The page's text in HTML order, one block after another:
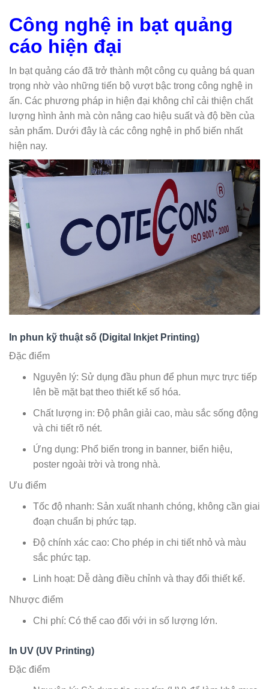
Công nghệ in bạt quảng
cáo hiện đại
In bạt quảng cáo đã trở thành một công cụ quảng bá quan
trọng nhờ vào những tiến bộ vượt bậc trong công nghệ in
ấn. Các phương pháp in hiện đại không chỉ cải thiện chất
lượng hình ảnh mà còn nâng cao hiệu suất và độ bền của
sản phẩm. Dưới đây là các công nghệ in phổ biến nhất
hiện nay.
In phun kỹ thuật số (Digital Inkjet Printing)
Đặc điểm
Nguyên lý: Sử dụng đầu phun để phun mực trực tiếp
lên bề mặt bạt theo thiết kế số hóa.
Chất lượng in: Độ phân giải cao, màu sắc sống động
và chi tiết rõ nét.
Ứng dụng: Phổ biến trong in banner, biển hiệu,
poster ngoài trời và trong nhà.
Ưu điểm
Tốc độ nhanh: Sản xuất nhanh chóng, không cần giai
đoạn chuẩn bị phức tạp.
Độ chính xác cao: Cho phép in chi tiết nhỏ và màu
sắc phức tạp.
Linh hoạt: Dễ dàng điều chỉnh và thay đổi thiết kế.
Nhược điểm
Chi phí: Có thể cao đối với in số lượng lớn.
In UV (UV Printing)
Đặc điểm